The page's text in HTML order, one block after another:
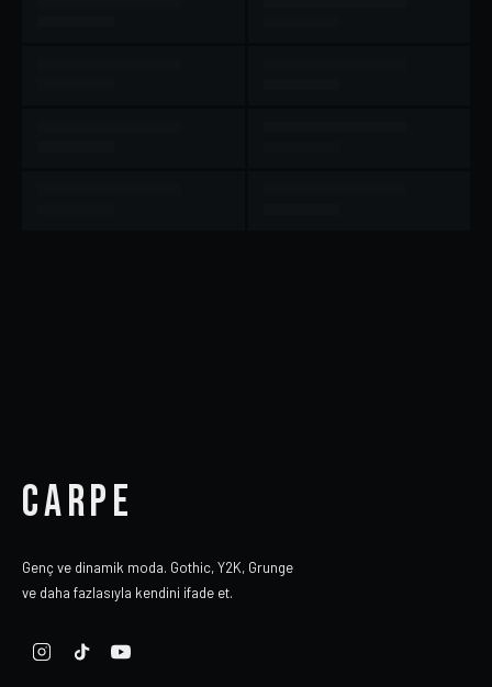
CARPE
Genç ve dinamik moda. Gothic, Y2K, Grunge
ve daha fazlasıyla kendini ifade et.